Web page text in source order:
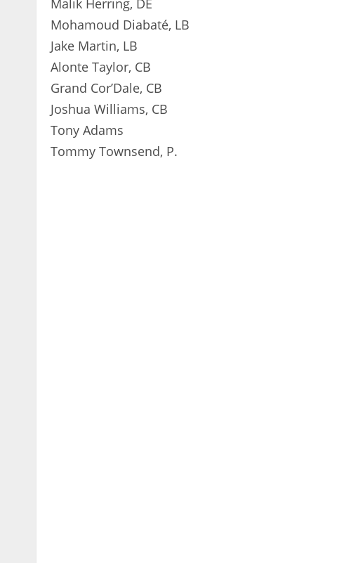
Malik Herring, DE
Mohamoud Diabaté, LB
Jake Martin, LB
Alonte Taylor, CB
Grand Cor’Dale, CB
Joshua Williams, CB
Tony Adams
Tommy Townsend, P.